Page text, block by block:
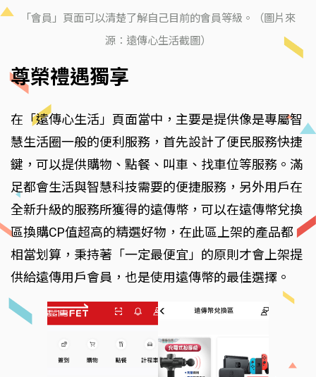
「會員」頁面可以清楚了解自己目前的會員等級。（圖片來
源：遠傳心生活截圖）
尊榮禮遇獨享
在「遠傳心生活」頁面當中，主要是提供像是專屬智
慧生活圈一般的便利服務，首先設計了便民服務快捷
鍵，可以提供購物、點餐、叫車、找車位等服務。滿
足都會生活與智慧科技需要的便捷服務，另外用戶在
全新升級的服務所獲得的遠傳幣，可以在遠傳幣兌換
區換購CP值超高的精選好物，在此區上架的產品都
相當划算，秉持著「一定最便宜」的原則才會上架提
供給遠傳用戶會員，也是使用遠傳幣的最佳選擇。